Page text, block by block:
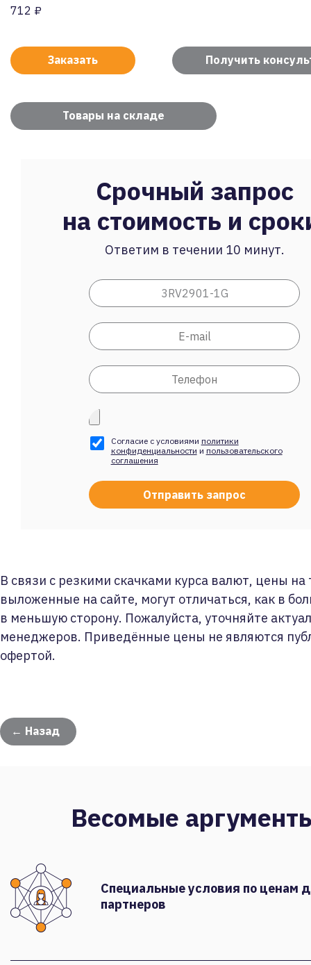
712 ₽
Заказать Получить
Товары на складе
Срочный запрос
на стоимость и
Ответим в течении 10 минут.
Согласие с условиями политики
конфиденциальности и пользовательского
соглашения
В связи с резкими скачками курса валют, цены на
выложенные на сайте, могут отличаться, как в
в меньшую сторону. Пожалуйста, уточняйте
менеджеров. Приведённые цены не являются
офертой.
← Назад
Весомые
Специальные условия по ценам
партнеров